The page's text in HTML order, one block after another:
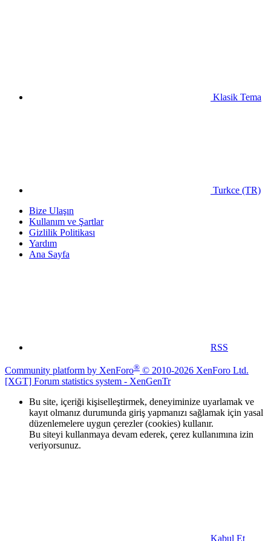
Klasik Tema
Turkce (TR)
Bize Ulaşın
Kullanım ve Şartlar
Gizlilik Politikası
Yardım
Ana Sayfa
RSS
Community platform by XenForo® © 2010-2026 XenForo Ltd.
[XGT] Forum statistics system - XenGenTr
Bu site, içeriği kişiselleştirmek, deneyiminize uyarlamak ve
kayıt olmanız durumunda giriş yapmanızı sağlamak için yasal
düzenlemelere uygun çerezler (cookies) kullanır.
Bu siteyi kullanmaya devam ederek, çerez kullanımına izin
veriyorsunuz.
Kabul Et